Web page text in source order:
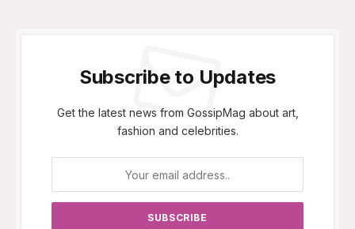
Subscribe to Updates
Get the latest news from GossipMag about art,
fashion and celebrities.